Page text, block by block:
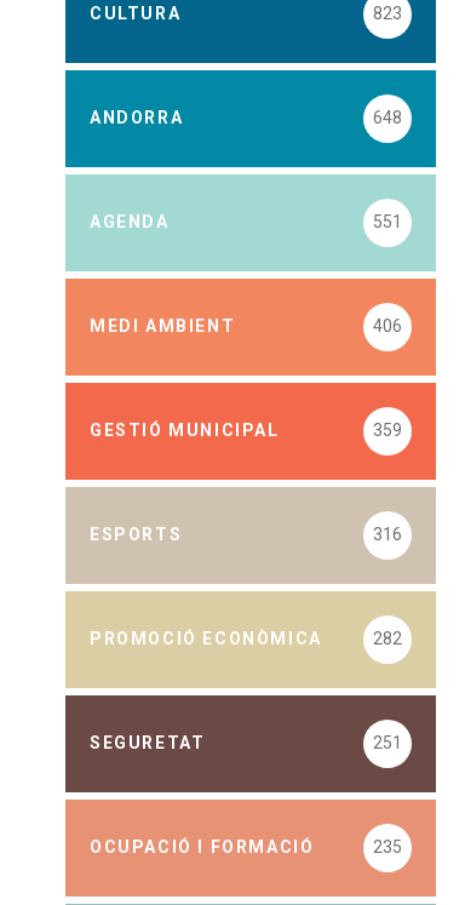
CULTURA 823
ANDORRA 648
AGENDA 551
MEDI AMBIENT 406
GESTIÓ MUNICIPAL 359
ESPORTS 316
PROMOCIÓ ECONÒMICA 282
SEGURETAT 251
OCUPACIÓ I FORMACIÓ 235